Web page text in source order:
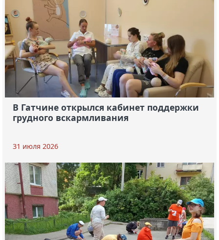
В Гатчине открылся кабинет поддержки
грудного вскармливания
31 июля 2026